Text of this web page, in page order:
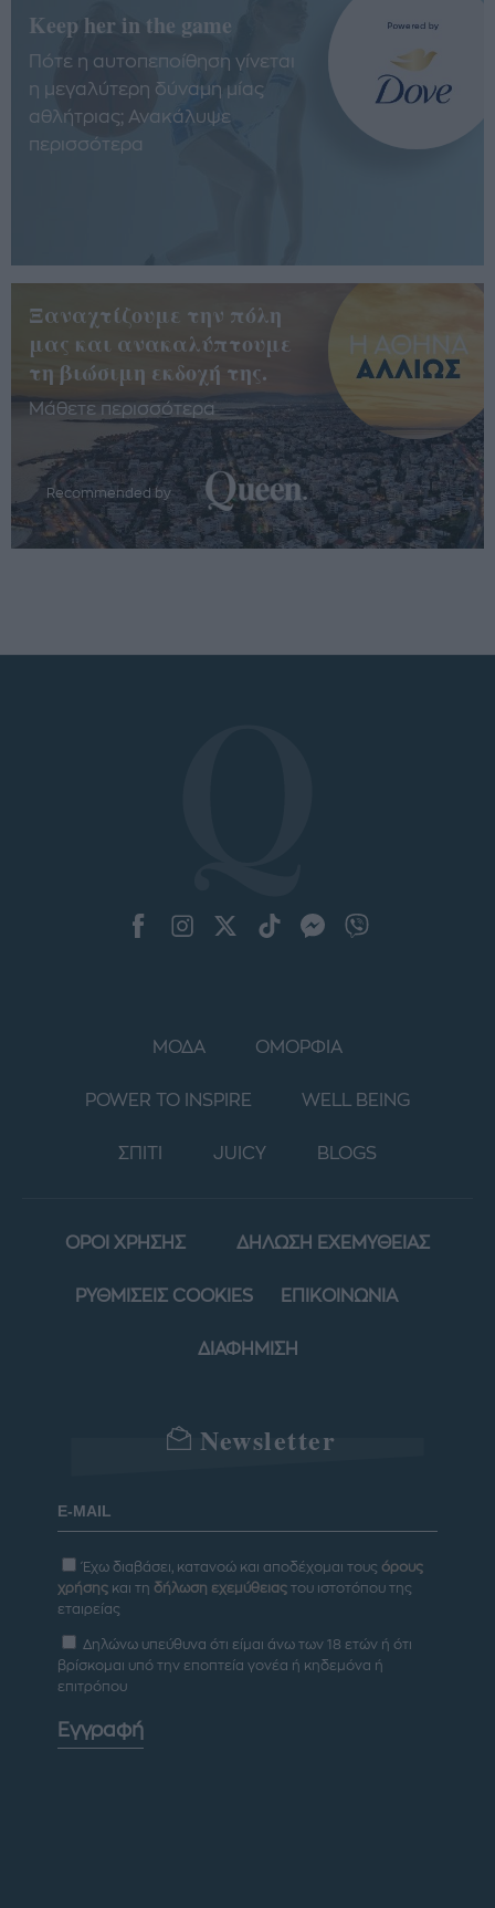
Keep her in the game
Πότε η αυτοπεποίθηση γίνεται
η μεγαλύτερη δύναμη μίας
αθλήτριας; Ανακάλυψε
περισσότερα
Ξαναχτίζουμε την πόλη
μας και ανακαλύπτουμε
τη βιώσιμη εκδοχή της.
Μάθετε περισσότερα
Recommended by
ΜΟΔΑ ΟΜΟΡΦΙΑ
POWER TO INSPIRE WELL BEING
ΣΠΙΤΙ JUICY BLOGS
ΟΡΟΙ ΧΡΗΣΗΣ ΔΗΛΩΣΗ ΕΧΕΜΥΘΕΙΑΣ
ΡΥΘΜΙΣΕΙΣ COOKIES ΕΠΙΚΟΙΝΩΝΙΑ
ΔΙΑΦΗΜΙΣΗ
Newsletter
Έχω διαβάσει, κατανοώ και αποδέχομαι τους όρους
χρήσης και τη δήλωση εχεμύθειας του ιστοτόπου της
εταιρείας
Δηλώνω υπεύθυνα ότι είμαι άνω των 18 ετών ή ότι
βρίσκομαι υπό την εποπτεία γονέα ή κηδεμόνα ή
επιτρόπου
Εγγραφή